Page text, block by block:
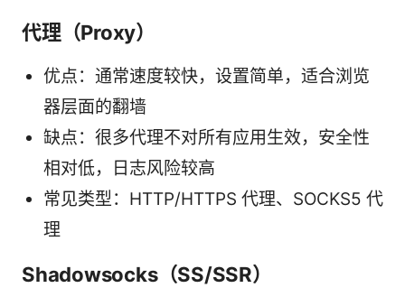
代理（Proxy）
优点：通常速度较快，设置简单，适合浏览
器层面的翻墙
缺点：很多代理不对所有应用生效，安全性
相对低，日志风险较高
常见类型：HTTP/HTTPS 代理、SOCKS5 代
理
Shadowsocks（SS/SSR）